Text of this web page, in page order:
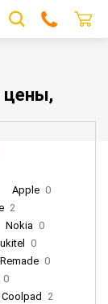
цены,
Apple 0
2
Nokia 0
0
Remade 0
0
Coolpad 2